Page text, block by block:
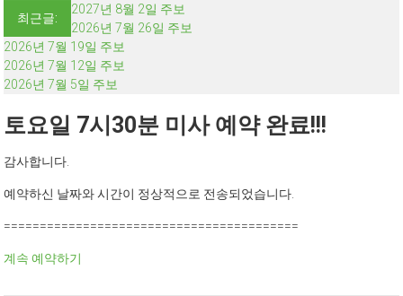
최근글:
2027년 8월 2일 주보
2026년 7월 26일 주보
2026년 7월 19일 주보
2026년 7월 12일 주보
2026년 7월 5일 주보
토요일 7시30분 미사 예약 완료!!!
감사합니다.
예약하신 날짜와 시간이 정상적으로 전송되었습니다.
=========================================
계속 예약하기